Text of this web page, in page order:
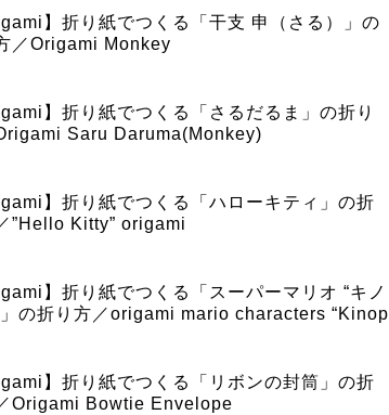
】折り紙でつくる「干支 申（さる）」の
／Origami Monkey
】折り紙でつくる「さるだるま」の折り
Saru Daruma(Monkey)
】折り紙でつくる「ハローキティ」の折
”Hello Kitty” origami
】折り紙でつくる「スーパーマリオ “キノ
」の折り方／origami mario characters “Kinop
】折り紙でつくる「リボンの封筒」の折
Origami Bowtie Envelope